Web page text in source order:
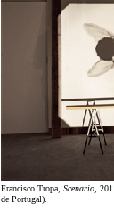
Francisco Tropa, Scenario ,
de Portugal).